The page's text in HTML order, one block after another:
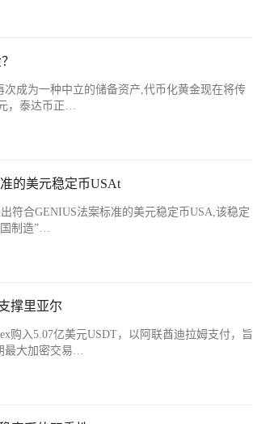
成为一种中立的储备资产,代币化黄金现在将传
，泰达币正…
的美元稳定币USAt
符合GENIUS法案标准的美元稳定币USA,该稳定
国制造”…
撑里亚尔
购入5.07亿美元USDT，以阿联酋迪拉姆支付，旨
最大加密交易…